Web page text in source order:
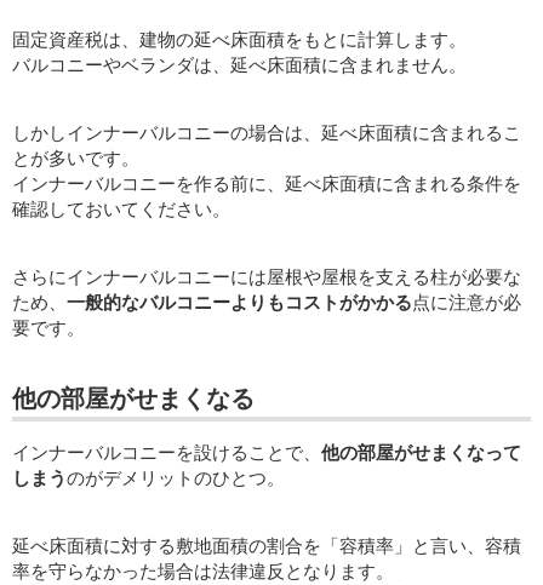
固定資産税は、建物の延べ床面積をもとに計算します。
バルコニーやベランダは、延べ床面積に含まれません。
しかしインナーバルコニーの場合は、延べ床面積に含まれるこ
とが多いです。
インナーバルコニーを作る前に、延べ床面積に含まれる条件を
確認しておいてください。
さらにインナーバルコニーには屋根や屋根を支える柱が必要な
ため、 一般的なバルコニーよりもコストがかかる点に注意が必
要です。
他の部屋がせまくなる
インナーバルコニーを設けることで、 他の部屋がせまくなって
しまうのがデメリットのひとつ。
延べ床面積に対する敷地面積の割合を「容積率」と言い、容積
率を守らなかった場合は法律違反となります。